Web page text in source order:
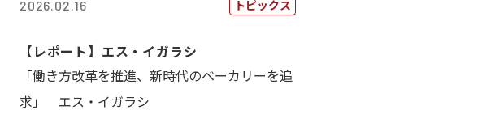
2026.02.16 トピックス
【レポート】エス・イガラシ
「働き方改革を推進、新時代のベーカリーを追
求」 エス・イガラシ